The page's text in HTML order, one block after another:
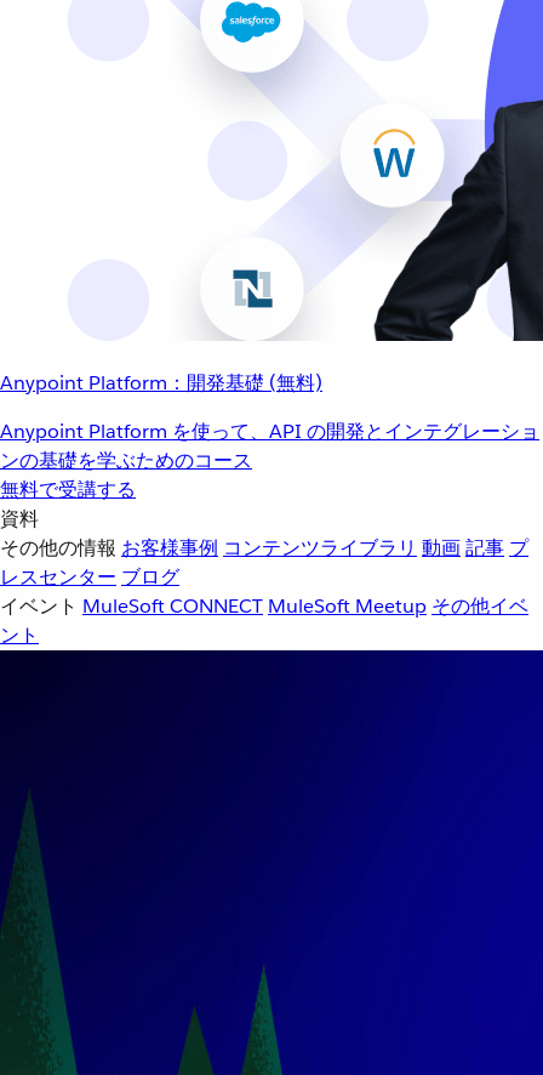
Anypoint Platform：開発基礎 (無料)
Anypoint Platform を使って、API の開発とインテグレーショ
ンの基礎を学ぶためのコース
無料で受講する
資料
その他の情報 お客様事例 コンテンツライブラリ 動画記事 プ
レスセンター ブログ
イベント MuleSoft CONNECT MuleSoft Meetup その他イベ
ント